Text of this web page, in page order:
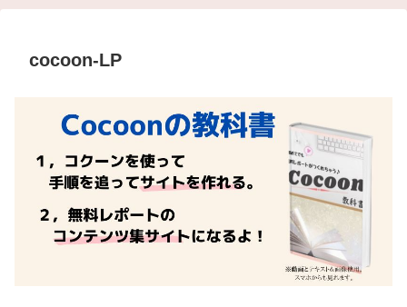
cocoon-LP